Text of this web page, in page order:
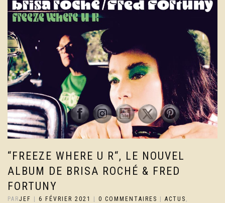
“FREEZE WHERE U R“, LE NOUVEL
ALBUM DE BRISA ROCHÉ & FRED
FORTUNY
PARJEF | 6 FÉVRIER 2021 | 0 COMMENTAIRES | ACTUS